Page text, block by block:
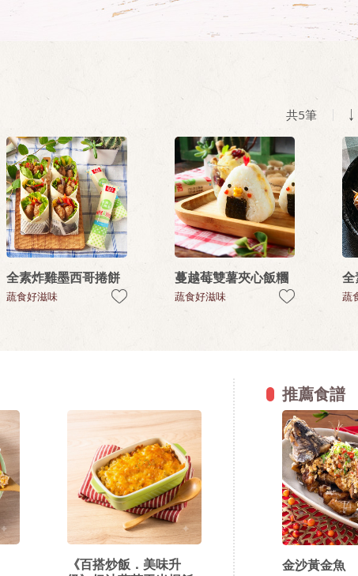
共5筆
全素炸雞墨西哥捲餅
蔬食好滋味
蔓越莓雙薯夾心飯糰
蔬食好滋味 蔬
《百搭炒飯．美味升
推薦食譜
金沙黃金魚